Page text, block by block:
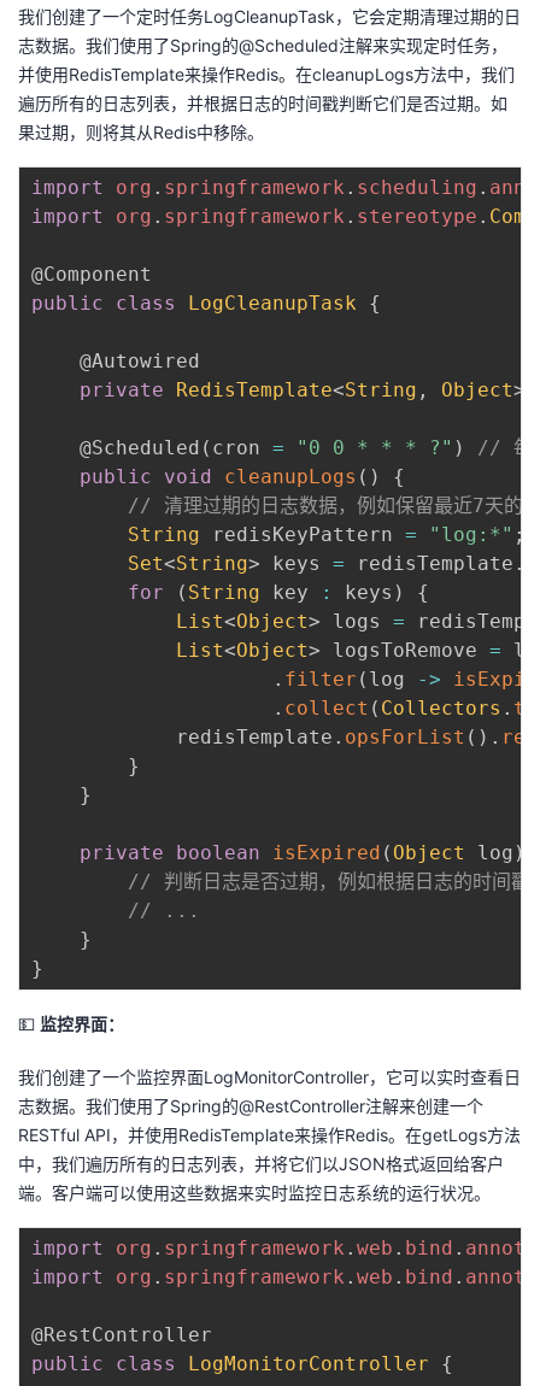
我们创建了一个定时任务LogCleanupTask，它会定期清理过期的日
志数据。我们使用了Spring的@Scheduled注解来实现定时任务，
并使用RedisTemplate来操作Redis。在cleanupLogs方法中，我们
遍历所有的日志列表，并根据日志的时间戳判断它们是否过期。如
果过期，则将其从Redis中移除。
import org . springframework . scheduling .
import
org . springframework . stereotype .
@Component
public
class LogCleanupTask {
@Autowired
private
RedisTemplate<String , Object>
@Scheduled ( cron = "0 0 * * * ?" )
// 每
public
void cleanupLogs ( )
{
// 清理过期的日志数据，例如保留最近7天的
String redisKeyPattern = "log:*" ;
Set<String> keys = redisTemplate .
for
( String key : keys )
{
List<Object> logs =
List<Object> logsToRemove =
. filter ( log ->
. collect ( Collectors .
            redisTemplate
. opsForList ( ) .
}
}
private boolean isExpired ( Object log )
// 判断日志是否过期，例如根据日志的时间戳
// ...
}
}
💵 监控界面：
我们创建了一个监控界面LogMonitorController，它可以实时查看日
志数据。我们使用了Spring的@RestController注解来创建一个
RESTful API，并使用RedisTemplate来操作Redis。在getLogs方法
中，我们遍历所有的日志列表，并将它们以JSON格式返回给客户
端。客户端可以使用这些数据来实时监控日志系统的运行状况。
import org . springframework . web . bind .
import
org . springframework . web . bind .
@RestController
public
class LogMonitorController {